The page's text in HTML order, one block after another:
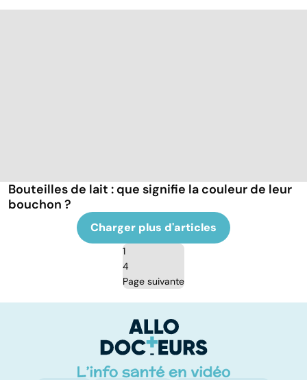
Bouteilles de lait : que signifie la couleur de leur
bouchon ?
Charger plus d'articles
1
4
Page suivante